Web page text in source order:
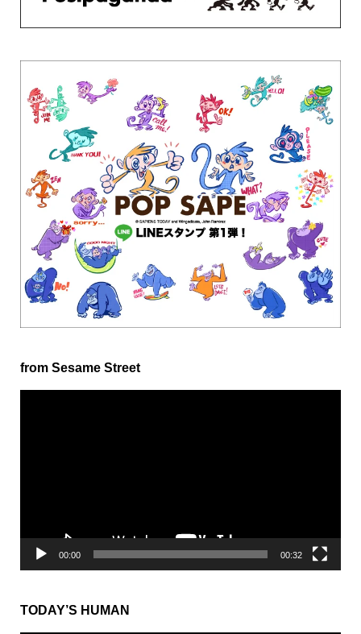
from Sesame Street
00:00 00:32
TODAY’S HUMAN